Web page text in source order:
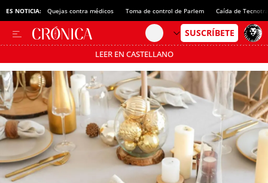
ES NOTICIA: Quejas contra médicos Toma de control de Parlem Caída de
LEER EN CASTELLANO
Pásate al MODO AHORRO